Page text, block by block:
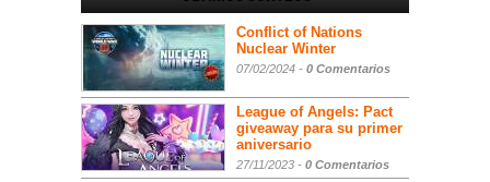
Conflict of Nations
Nuclear Winter
07/02/2024 - 0 Comentarios
League of Angels: Pact
giveaway para su primer
aniversario
27/11/2023 - 0 Comentarios